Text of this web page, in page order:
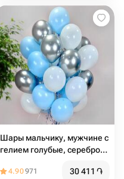
Шары мальчику, мужчине с
гелием голубые, серебро
4.90971 30 411 ֏